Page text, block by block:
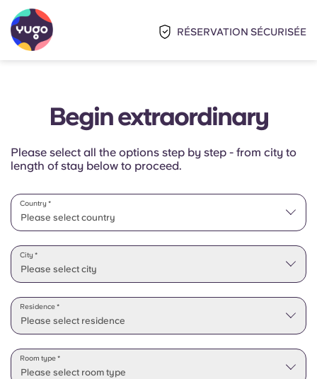
RÉSERVATION SÉCURISÉE
Begin extraordinary
Please select all the options step by step - from city to
length of stay below to proceed.
Please select country
Country *
Please select state
Please select city
City *
Please select residence
Residence *
Please select room type
Room type *